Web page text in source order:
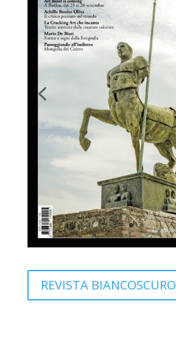
REVISTA BIANCOSCURO